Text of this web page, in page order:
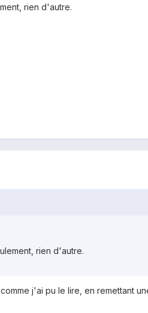
rien d'autre.
rien d'autre.
j'ai pu le lire, en remettant